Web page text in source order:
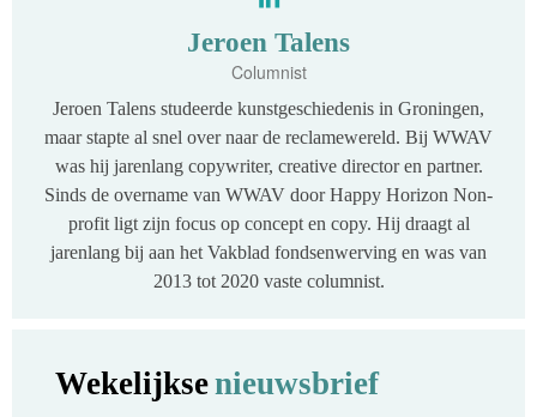
Jeroen Talens
Columnist
Jeroen Talens studeerde kunstgeschiedenis in Groningen,
maar stapte al snel over naar de reclamewereld. Bij WWAV
was hij jarenlang copywriter, creative director en partner.
Sinds de overname van WWAV door Happy Horizon Non-
profit ligt zijn focus op concept en copy. Hij draagt al
jarenlang bij aan het Vakblad fondsenwerving en was van
2013 tot 2020 vaste columnist.
Wekelijksenieuwsbrief